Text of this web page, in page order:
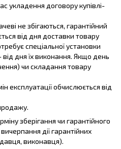
укладення договору купівлі-
не збігаються, гарантійний
від дня доставки товару
спеціальної установки
дня їх виконання. Якщо день
чи складання товару
експлуатації обчислюється від
зберігання чи гарантійного
дії гарантійних
виконавця).